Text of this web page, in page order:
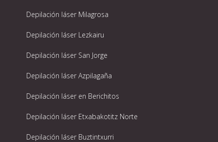
Depilación láser Milagrosa
Depilación láser Lezkairu
Depilación láser San Jorge
Depilación láser Azpilagaña
Depilación láser en Berichitos
Depilación láser Etxabakotitz Norte
Depilación láser Buztintxurri